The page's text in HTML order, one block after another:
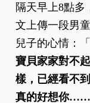
隔天早上8點多
文上傳一段男
兒子的心情：
寶貝家家對不
樣，已經看不
真的好想你……